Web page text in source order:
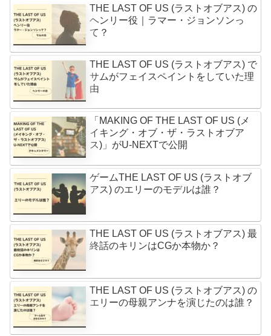
THE LAST OF US (ラストオブアス) の
ヘンリー役｜ラマー・ジョンソンっ
て？
THE LAST OF US (ラストオブアス) で
サムがフェイスペイントをしていた理
由
「MAKING OF THE LAST OF US (メ
イキング・オブ・ザ・ラストオブア
ス)」がU-NEXTで公開
ゲームTHE LAST OF US (ラストオブ
アス) のエリーのモデルは誰？
THE LAST OF US (ラストオブアス) 最
終話のキリンはCGか本物か？
THE LAST OF US (ラストオブアス) の
エリーの母親アンナを演じたのは誰？